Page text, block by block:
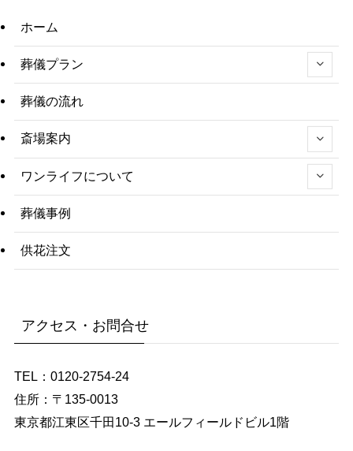
ホーム
葬儀プラン
葬儀の流れ
斎場案内
ワンライフについて
葬儀事例
供花注文
アクセス・お問合せ
TEL：0120-2754-24
住所：〒135-0013
東京都江東区千田10-3 エールフィールドビル1階